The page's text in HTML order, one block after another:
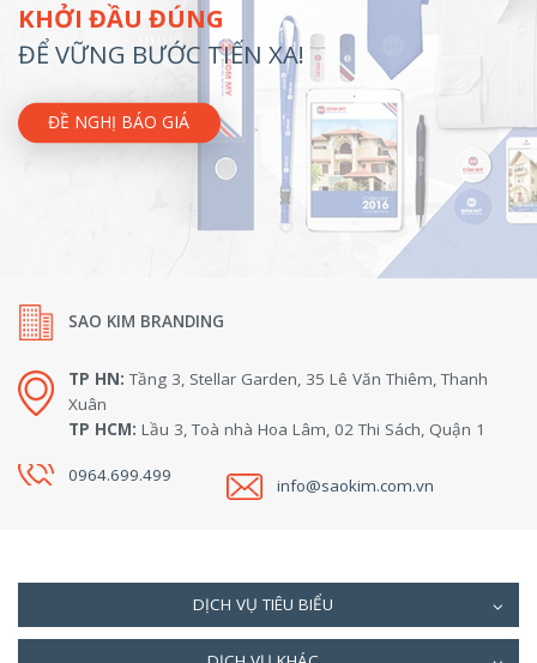
KHỞI ĐẦU ĐÚNG
ĐỂ VỮNG BƯỚC TIẾN XA!
ĐỀ NGHỊ BÁO GIÁ
SAO KIM BRANDING
TP HN: Tầng 3, Stellar Garden, 35 Lê Văn Thiêm, Thanh
Xuân
TP HCM: Lầu 3, Toà nhà Hoa Lâm, 02 Thi Sách, Quận 1
0964.699.499 info@saokim.com.vn
DỊCH VỤ TIÊU BIỂU